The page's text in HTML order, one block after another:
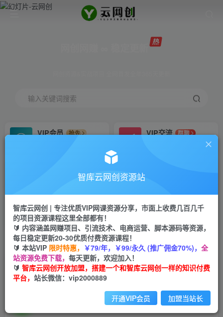
输入关键词搜索
VIP会员
抢先
VIP交流
群聊
研究探讨更多创业项目路子。
会员专属推广链接
网赚网创 项目
365天稳定跟新
APP下载
GO
首页 创业课程 会员专属 正文
（8155期）外面收费1980的短剧推广运营，可长
期，正规起号，单作品收入5000+
关注 私信
智库云网创资源站
智库云网创 | 专注优质VIP网课资源分享，市面上收费几百几千
的项目资源课程这里全部都有！
🔰 内容涵盖网赚项目、引流技术、电商运营、脚本源码等资源，
每日稳定更新20-30优质付费资源课程！
🔰 本站VIP 限时特惠， ￥79/年，￥99/永久 (推广佣金70%)， 全
站资源免费下载， 每天更新，欢迎加入！
🔰 智库云网创开放加盟，搭建一个和智库云网创一样的知识付费
平台， 站长微信：vip2000889
开通VIP会员 加盟当站长